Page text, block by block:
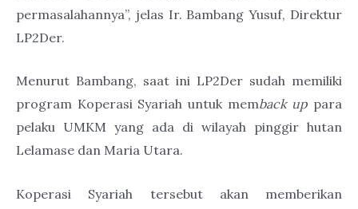
permasalahannya”, jelas Ir. Bambang Yusuf, Direktur
LP2Der.
Menurut Bambang, saat ini LP2Der sudah memiliki
program Koperasi Syariah untuk memback up para
pelaku UMKM yang ada di wilayah pinggir hutan
Lelamase dan Maria Utara.
Koperasi Syariah tersebut akan memberikan